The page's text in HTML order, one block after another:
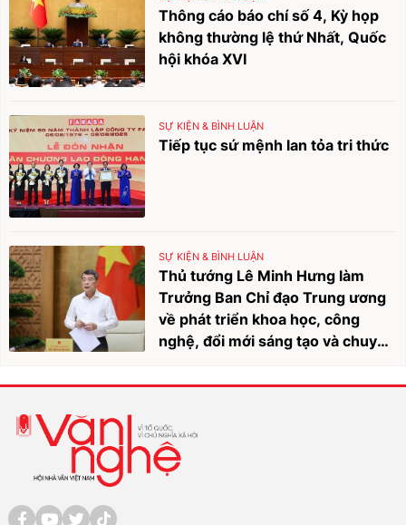
Thông cáo báo chí số 4, Kỳ họp
không thường lệ thứ Nhất, Quốc
hội khóa XVI
SỰ KIỆN & BÌNH LUẬN
Tiếp tục sứ mệnh lan tỏa tri thức
SỰ KIỆN & BÌNH LUẬN
Thủ tướng Lê Minh Hưng làm
Trưởng Ban Chỉ đạo Trung ương
về phát triển khoa học, công
nghệ, đổi mới sáng tạo và chuyển